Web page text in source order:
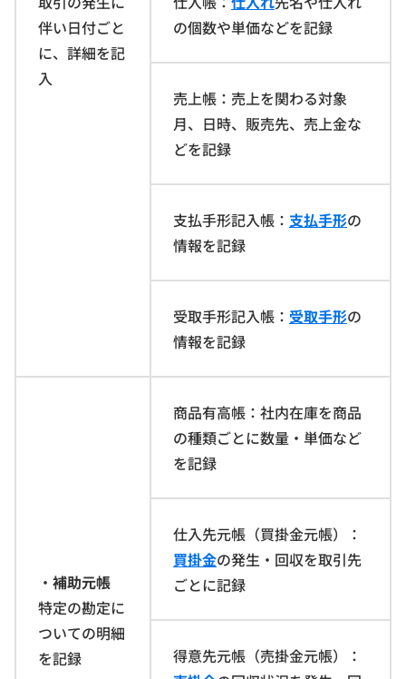
伴い日付ごと
に、詳細を記
入
の個数や単価などを記録
売上帳：売上を関わる対象
月、日時、販売先、売上金な
どを記録
支払手形記入帳： 支払手形の
情報を記録
受取手形記入帳： 受取手形の
情報を記録
・ 補助元帳
特定の勘定に
ついての明細
を記録
商品有高帳：社内在庫を商品
の種類ごとに数量・単価など
を記録
仕入先元帳（買掛金元帳）：
買掛金の発生・回収を取引先
ごとに記録
得意先元帳（売掛金元帳）：